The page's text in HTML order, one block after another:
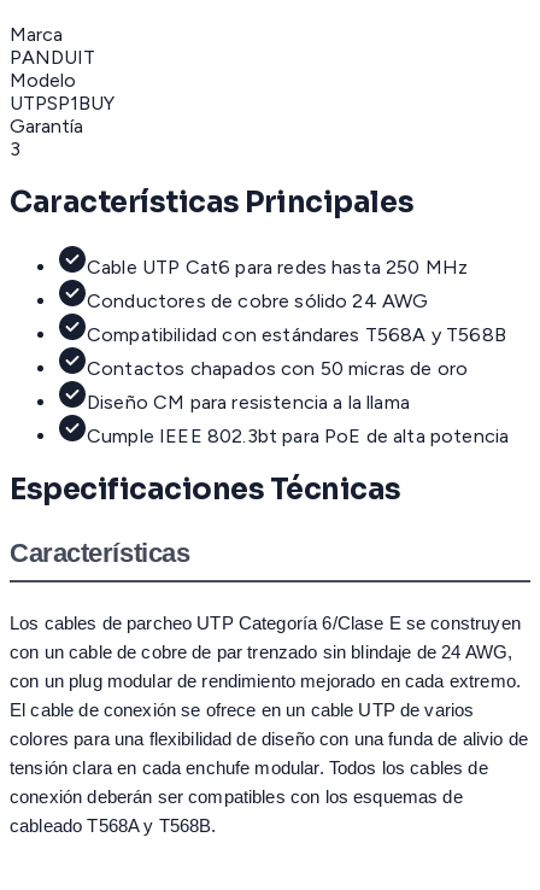
Marca
PANDUIT
Modelo
UTPSP1BUY
Garantía
3
Características Principales
Cable UTP Cat6 para redes hasta 250 MHz
Conductores de cobre sólido 24 AWG
Compatibilidad con estándares T568A y T568B
Contactos chapados con 50 micras de oro
Diseño CM para resistencia a la llama
Cumple IEEE 802.3bt para PoE de alta potencia
Especificaciones Técnicas
Características
Los cables de parcheo UTP Categoría 6/Clase E se construyen
con un cable de cobre de par trenzado sin blindaje de 24 AWG,
con un plug modular de rendimiento mejorado en cada extremo.
El cable de conexión se ofrece en un cable UTP de varios
colores para una flexibilidad de diseño con una funda de alivio de
tensión clara en cada enchufe modular. Todos los cables de
conexión deberán ser compatibles con los esquemas de
cableado T568A y T568B.